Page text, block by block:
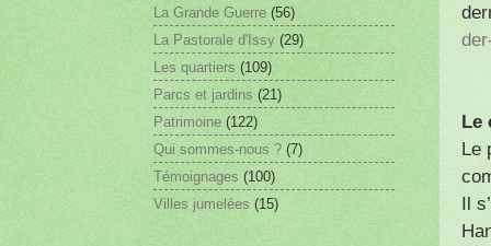
Le
Le
Il
La Grande Guerre (56)
La Pastorale d'Issy (29)
Les quartiers (109)
Parcs et jardins (21)
Patrimoine (122)
Qui sommes-nous ? (7)
Témoignages (100)
Villes jumelées (15)